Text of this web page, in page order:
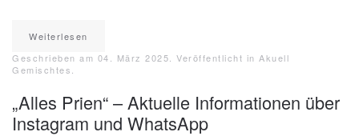
Weiterlesen
Geschrieben am 04. März 2025 . Veröffentlicht in Akuell
Gemischtes
„Alles Prien“ – Aktuelle Informationen über
Instagram und WhatsApp